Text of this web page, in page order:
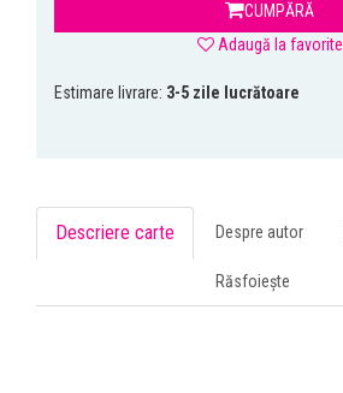
CUMPĂRĂ
Adaugă la favorite
Estimare livrare: 3-5 zile lucrătoare
Descriere carte Despre autor
Răsfoiește